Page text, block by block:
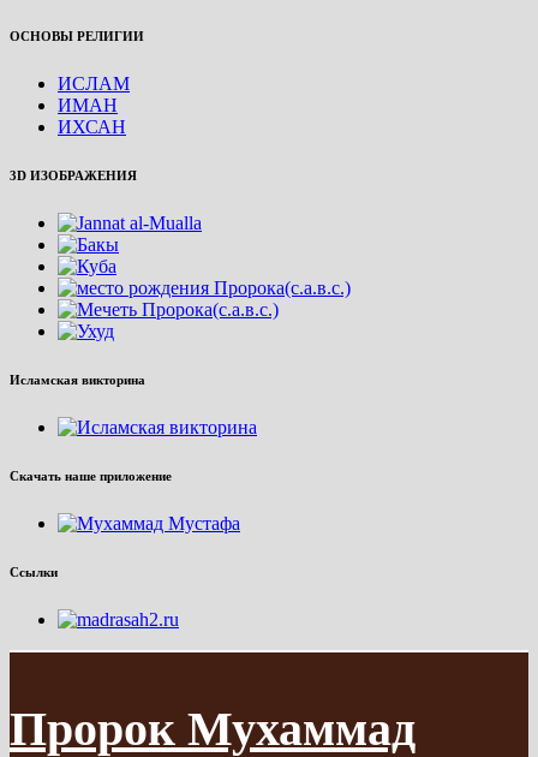
ОСНОВЫ РЕЛИГИИ
ИСЛАМ
ИМАН
ИХСАН
3D ИЗОБРАЖЕНИЯ
Исламская викторина
Скачать наше приложение
Ссылки
Пророк Мухаммад